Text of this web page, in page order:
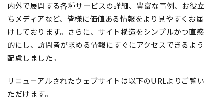
内外で展開する各種サービスの詳細、豊富な事例、お役立
ちメディアなど、皆様に価値ある情報をより見やすくお届
けしております。さらに、サイト構造をシンプルかつ直感
的にし、訪問者が求める情報にすぐにアクセスできるよう
配慮しました。
リニューアルされたウェブサイトは以下のURLよりご覧い
ただけます。